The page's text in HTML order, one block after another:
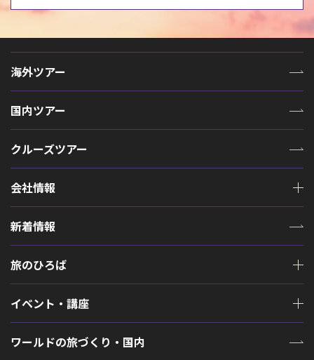
海外ツアー
国内ツアー
クルーズツアー
会社情報
新着情報
旅のひろば
イベント・講座
ワールドの旅づくり・国内